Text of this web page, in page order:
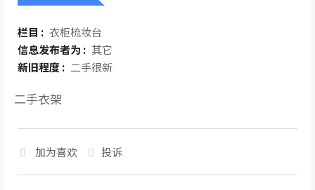
栏目 : 衣柜梳妆台
信息发布者为 : 其它
新旧程度 : 二手很新
二手衣架
加为喜欢 投诉